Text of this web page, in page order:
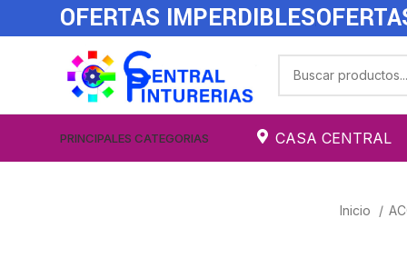
OFERTAS IMPERDIBLES
PRINCIPALES CATEGORIAS CASA CENTRAL
Inicio